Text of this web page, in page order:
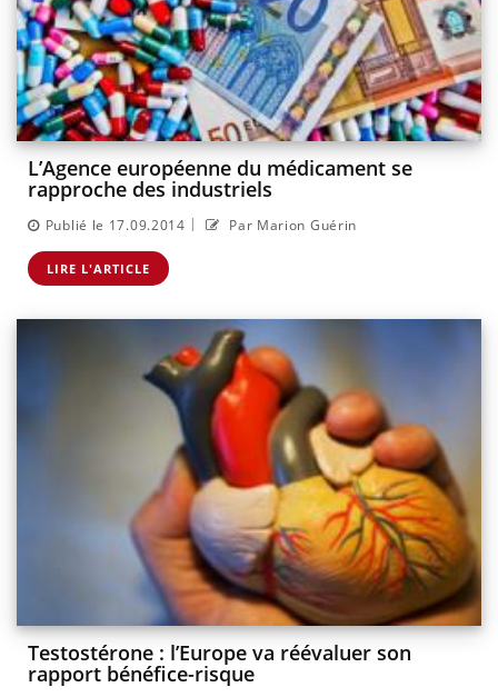
L’Agence européenne du médicament se
rapproche des industriels
Publié le 17.09.2014 | Par Marion Guérin
LIRE L'ARTICLE
Testostérone : l’Europe va réévaluer son
rapport bénéfice-risque